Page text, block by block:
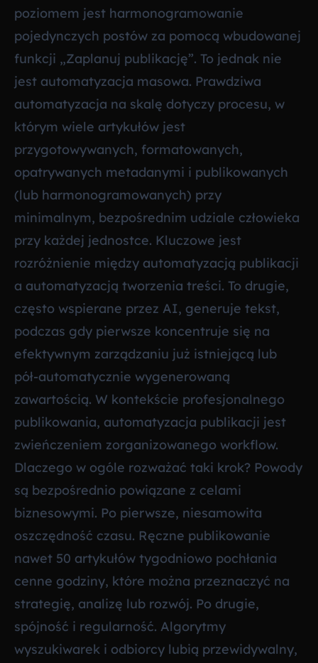
poziomem jest harmonogramowanie
pojedynczych postów za pomocą wbudowanej
funkcji „Zaplanuj publikację”. To jednak nie
jest automatyzacja masowa. Prawdziwa
automatyzacja na skalę dotyczy procesu, w
którym wiele artykułów jest
przygotowywanych, formatowanych,
opatrywanych metadanymi i publikowanych
(lub harmonogramowanych) przy
minimalnym, bezpośrednim udziale człowieka
przy każdej jednostce. Kluczowe jest
rozróżnienie między automatyzacją publikacji
a automatyzacją tworzenia treści. To drugie,
często wspierane przez AI, generuje tekst,
podczas gdy pierwsze koncentruje się na
efektywnym zarządzaniu już istniejącą lub
pół-automatycznie wygenerowaną
zawartością. W kontekście profesjonalnego
publikowania, automatyzacja publikacji jest
zwieńczeniem zorganizowanego workflow.
Dlaczego w ogóle rozważać taki krok? Powody
są bezpośrednio powiązane z celami
biznesowymi. Po pierwsze, niesamowita
oszczędność czasu. Ręczne publikowanie
nawet 50 artykułów tygodniowo pochłania
cenne godziny, które można przeznaczyć na
strategię, analizę lub rozwój. Po drugie,
spójność i regularność. Algorytmy
wyszukiwarek i odbiorcy lubią przewidywalny,